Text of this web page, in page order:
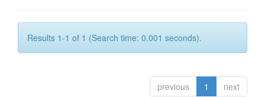
Results 1-1 of 1 (Search time: 0.001 seconds).
previous 1 next